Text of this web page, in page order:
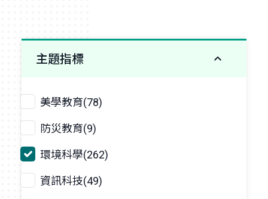
主題指標
美學教育(78)
防災教育(9)
環境科學(262)
資訊科技(49)